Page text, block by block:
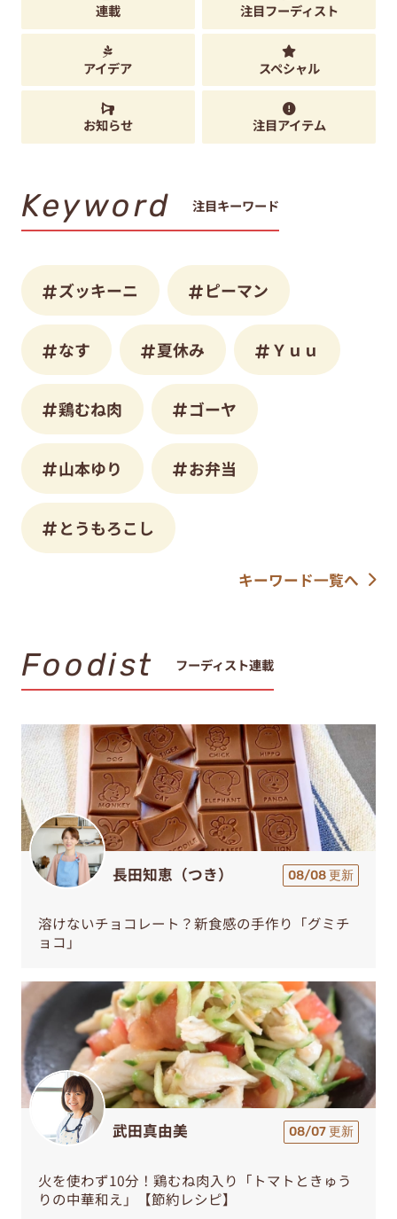
連載 注目フーディスト
アイデア スペシャル
お知らせ 注目アイテム
Keyword 注目キーワード
ズッキーニ ピーマン
なす 夏休み Ｙｕｕ
鶏むね肉 ゴーヤ
山本ゆり お弁当
とうもろこし
キーワード一覧へ
Foodist フーディスト連載
長田知恵（つき） 08/08 更新
溶けないチョコレート？新食感の手作り「グミチ
ョコ」
武田真由美 08/07 更新
火を使わず10分！鶏むね肉入り「トマトときゅう
りの中華和え」【節約レシピ】